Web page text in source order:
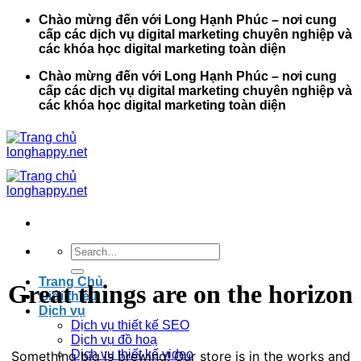
Chào mừng đến với Long Hạnh Phúc – nơi cung
cấp các dịch vụ digital marketing chuyên nghiệp và
các khóa học digital marketing toàn diện
Chào mừng đến với Long Hạnh Phúc – nơi cung
cấp các dịch vụ digital marketing chuyên nghiệp và
các khóa học digital marketing toàn diện
Search
for:
Trang Chủ
Giới thiệu
Dịch vụ
Dịch vụ thiết kế SEO
Dịch vụ đồ hoạ
Dịch vụ thiết kế video
Great things are on the horizon
Something big is brewing! Our store is in the works and